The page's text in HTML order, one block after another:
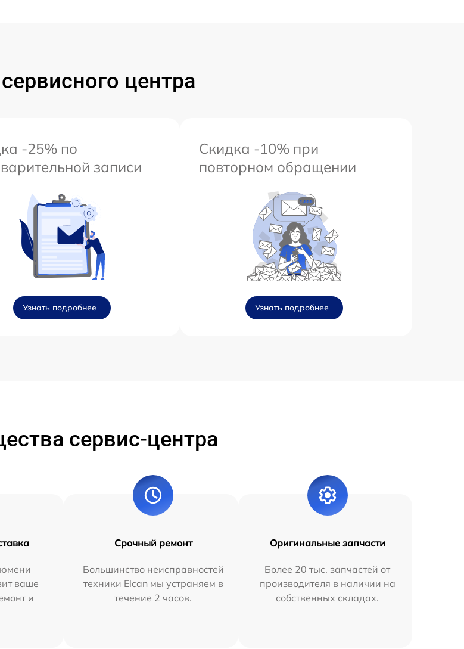
центра
-25% по
записи
Узнать подробнее
Скидка -10% при
повторном обращении
Узнать подробнее
сервис-центра
ваше
и
Срочный ремонт
Большинство неисправностей
техники Elcan мы устраняем в
течение 2 часов.
Оригинальные запчасти
Более 20 тыс. запчастей от
производителя в наличии на
собственных складах.